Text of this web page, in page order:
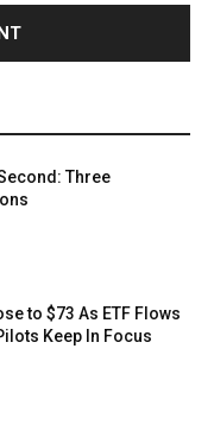
Three
to $73 As ETF Flows
Keep In Focus